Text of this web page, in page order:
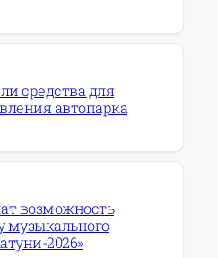
средства для
автопарка
возможность
музыкального
2026»